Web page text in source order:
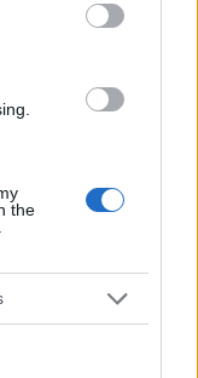
the
kupować
wszelkie możliwe
bucik leżący na
na...